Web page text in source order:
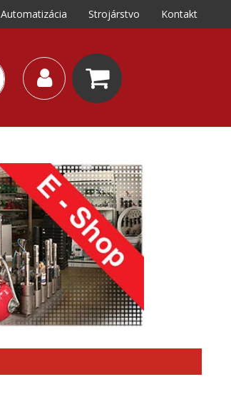
Automatizácia Strojárstvo Kontakt